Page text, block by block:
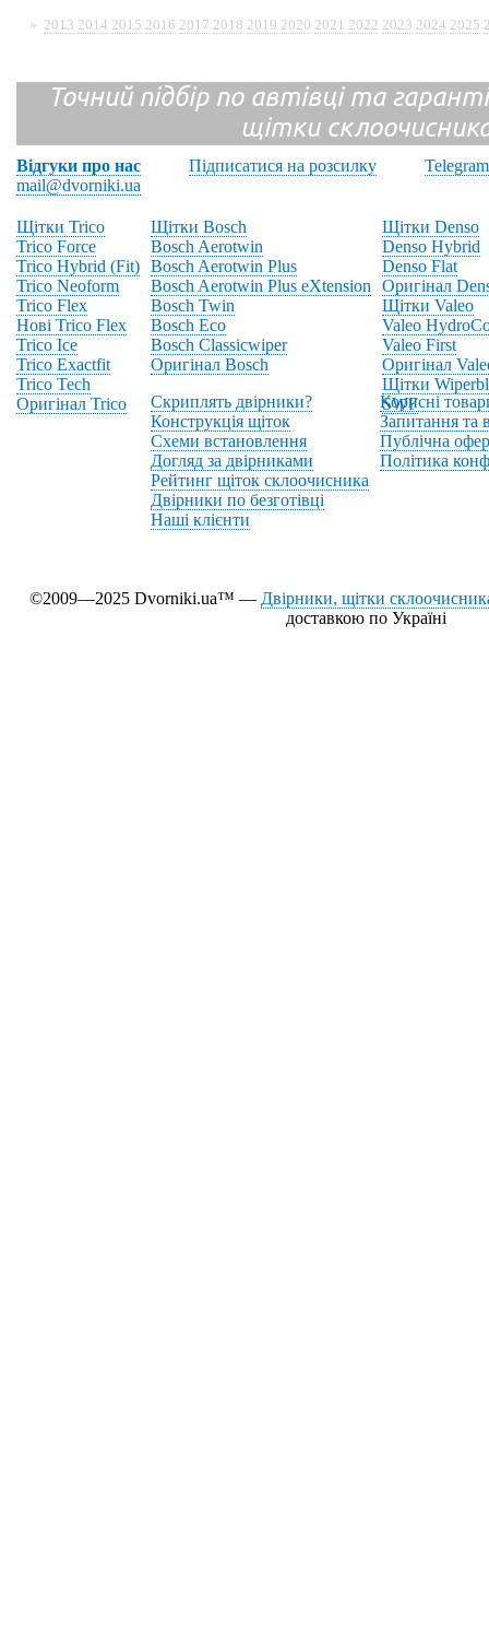
» 2013 2014 2015 2016 2017 2018 2019 2020 2021 2022 2023 2024 2025
Точний підбір по автівці та
щітки
Відгуки про нас Підписатися на розсилку
Telegram
mail@dvorniki.ua
Щітки Trico
Trico Force
Trico Hybrid (Fit)
Trico Neoform
Trico Flex
Нові Trico Flex
Trico Ice
Trico Exactfit
Trico Tech
Оригінал Trico
Щітки Bosch
Bosch Aerotwin
Bosch Aerotwin Plus
Bosch Aerotwin Plus eXtension
Bosch Twin
Bosch Eco
Bosch Classicwiper
Оригінал Bosch
Щітки Denso
Denso Hybrid
Denso Flat
Оригінал
Щітки Valeo
Valeo
Valeo First
Оригінал
Щітки
SWF
Скриплять двірники?
Конструкція щіток
Схеми встановлення
Догляд за двірниками
Рейтинг щіток склоочисника
Двірники по безготівці
Наші клієнти
Корисні
Запитання та
Публічна
Політика
©2009—2025 Dvorniki.ua™ — Двірники, щітки
доставкою по Україні